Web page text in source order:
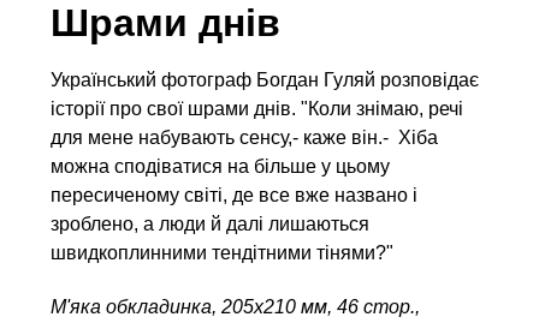
Шрами днів
Український фотограф Богдан Гуляй розповідає
історії про свої шрами днів. "Коли знімаю, речі
для мене набувають сенсу,- каже він.- Хіба
можна сподіватися на більше у цьому
пересиченому світі, де все вже названо і
зроблено, а люди й далі лишаються
швидкоплинними тендітними тінями?"
М'яка обкладинка, 205х210 мм, 46 стор.,